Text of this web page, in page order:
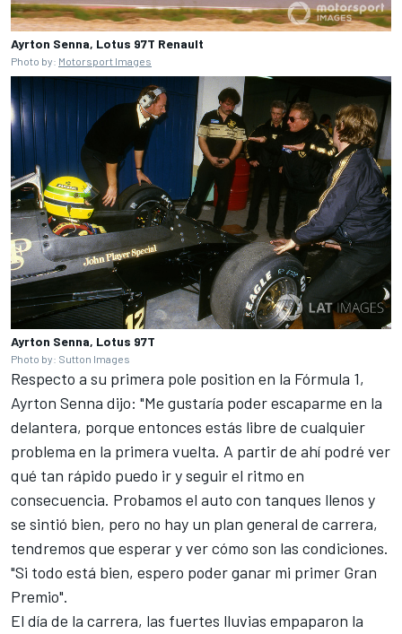
Ayrton Senna, Lotus 97T Renault
Photo by: Motorsport Images
Ayrton Senna, Lotus 97T
Photo by: Sutton Images
Respecto a su primera pole position en la Fórmula 1,
Ayrton Senna dijo: "Me gustaría poder escaparme en la
delantera, porque entonces estás libre de cualquier
problema en la primera vuelta. A partir de ahí podré ver
qué tan rápido puedo ir y seguir el ritmo en
consecuencia. Probamos el auto con tanques llenos y
se sintió bien, pero no hay un plan general de carrera,
tendremos que esperar y ver cómo son las condiciones.
"Si todo está bien, espero poder ganar mi primer Gran
Premio".
El día de la carrera, las fuertes lluvias empaparon la